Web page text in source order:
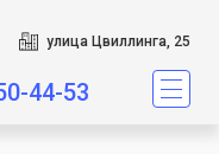
улица Цвиллинга, 25
44-53